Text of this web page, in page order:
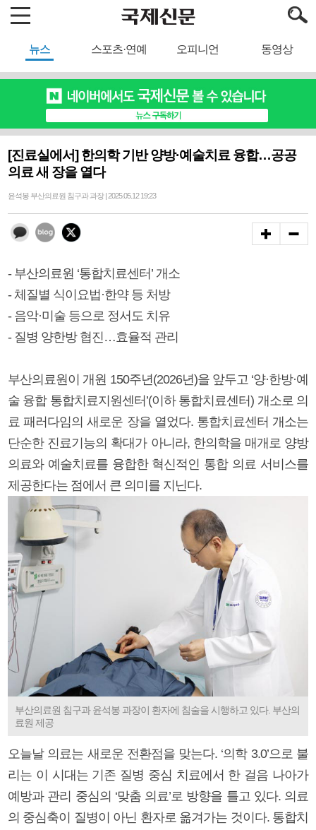
뉴스 스포츠·연예 오피니언 동영상
[진료실에서] 한의학 기반 양방·예술치료 융합…공공
의료 새 장을 열다
윤석봉 부산의료원 침구과 과장 | 2025.05.12 19:23
- 부산의료원 ‘통합치료센터’ 개소
- 체질별 식이요법·한약 등 처방
- 음악·미술 등으로 정서도 치유
- 질병 양한방 협진…효율적 관리
부산의료원이 개원 150주년(2026년)을 앞두고 ‘양·한방·예
술 융합 통합치료지원센터’(이하 통합치료센터) 개소로 의
료 패러다임의 새로운 장을 열었다. 통합치료센터 개소는
단순한 진료기능의 확대가 아니라, 한의학을 매개로 양방
의료와 예술치료를 융합한 혁신적인 통합 의료 서비스를
제공한다는 점에서 큰 의미를 지닌다.
부산의료원 침구과 윤석봉 과장이 환자에 침술을 시행하고 있다. 부산의
료원 제공
오늘날 의료는 새로운 전환점을 맞는다. ‘의학 3.0’으로 불
리는 이 시대는 기존 질병 중심 치료에서 한 걸음 나아가
예방과 관리 중심의 ‘맞춤 의료’로 방향을 틀고 있다. 의료
의 중심축이 질병이 아닌 환자로 옮겨가는 것이다. 통합치